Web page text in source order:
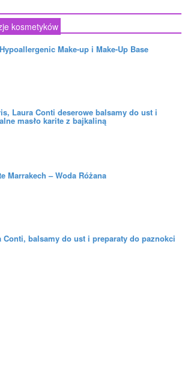
kosmetyków
Make-up i Make-Up Base
Laura Conti deserowe balsamy do ust i
masło karite z bajkaliną
Marrakech – Woda Różana
Conti, balsamy do ust i preparaty do paznokci